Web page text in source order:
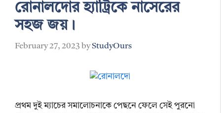
রোনালদোর হ্যাট্রিকে নাসেরের
সহজ জয়।
February 27, 2023 byStudyOurs
প্রথম দুই ম্যাচের সমালোচনাকে পেছনে ফেলে সেই পুরনো